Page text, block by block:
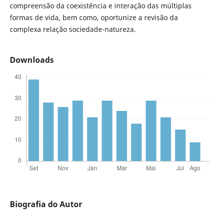
compreensão da coexistência e interação das múltiplas
formas de vida, bem como, oportunize a revisão da
complexa relação sociedade-natureza.
Downloads
Biografia do Autor